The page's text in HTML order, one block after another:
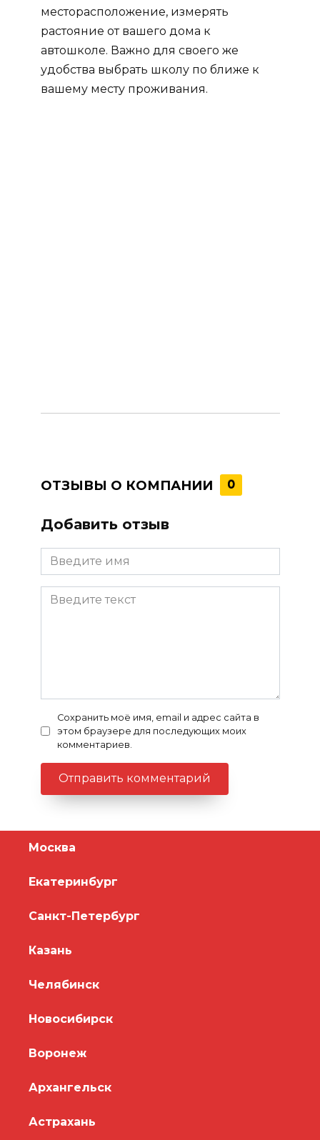
месторасположение, измерять
растояние от вашего дома к
автошколе. Важно для своего же
удобства выбрать школу по ближе к
вашему месту проживания.
ОТЗЫВЫ О КОМПАНИИ 0
Добавить отзыв
Сохранить моё имя, email и адрес сайта в
этом браузере для последующих моих
комментариев.
Москва
Екатеринбург
Санкт-Петербург
Казань
Челябинск
Новосибирск
Воронеж
Архангельск
Астрахань